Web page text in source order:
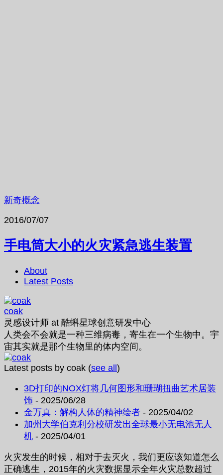
新奇概念
2016/07/07
手电筒大小的火灾紧急逃生装置
About
Latest Posts
coak
灵感设计师 at 酷蝌星球创意研发中心
人类会不会就是一种三维病毒，寄生在一个生物中。宇
宙其实就是那个生物里的体内空间。
Latest posts by coak (see all)
3D打印的NOX灯将几何图形和珊瑚扭曲艺术居装
饰 - 2025/06/28
金万真：解构人体的精神绘者 - 2025/04/02
加州大学伯克利分校研发出全球最小无电池无人
机 - 2025/04/01
火灾发生的时候，相对于去灭火，我们更应该知道怎么
正确逃生，2015年的火灾数据显示全年火灾总数超过